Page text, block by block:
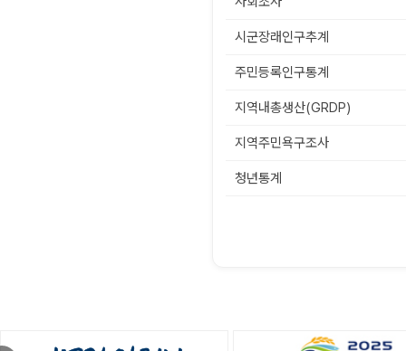
시군장래인구추계
주민등록인구통계
지역내총생산(GRDP)
지역주민욕구조사
청년통계